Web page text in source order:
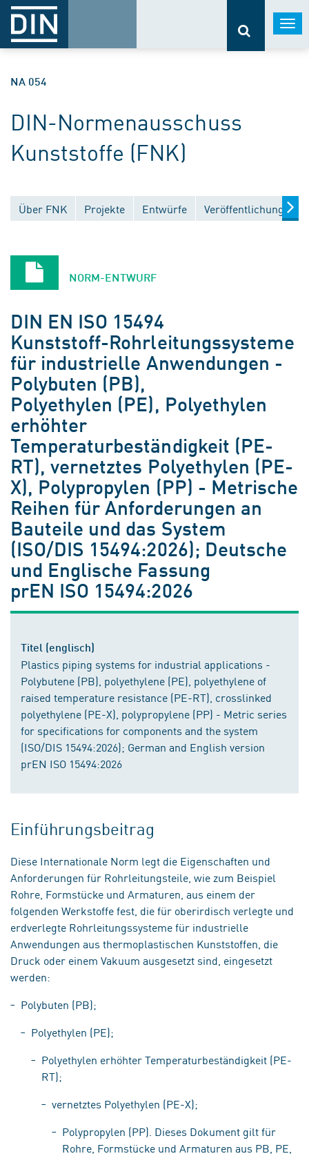
NA 054
DIN-Normenausschuss
Kunststoffe (FNK)
Über FNK Projekte Entwürfe Veröffentlichungen
NORM-ENTWURF
DIN EN ISO 15494
Kunststoff-Rohrleitungssysteme
für industrielle Anwendungen -
Polybuten (PB),
Polyethylen (PE), Polyethylen
erhöhter
Temperaturbeständigkeit (PE-
RT), vernetztes Polyethylen (PE-
X), Polypropylen (PP) - Metrische
Reihen für Anforderungen an
Bauteile und das System
(ISO/DIS 15494:2026); Deutsche
und Englische Fassung
prEN ISO 15494:2026
Titel (englisch)
Plastics piping systems for industrial applications -
Polybutene (PB), polyethylene (PE), polyethylene of
raised temperature resistance (PE-RT), crosslinked
polyethylene (PE-X), polypropylene (PP) - Metric series
for specifications for components and the system
(ISO/DIS 15494:2026); German and English version
prEN ISO 15494:2026
Einführungsbeitrag
Diese Internationale Norm legt die Eigenschaften und
Anforderungen für Rohrleitungsteile, wie zum Beispiel
Rohre, Formstücke und Armaturen, aus einem der
folgenden Werkstoffe fest, die für oberirdisch verlegte und
erdverlegte Rohrleitungssysteme für industrielle
Anwendungen aus thermoplastischen Kunststoffen, die
Druck oder einem Vakuum ausgesetzt sind, eingesetzt
werden:
Polybuten (PB);
Polyethylen (PE);
Polyethylen erhöhter Temperaturbeständigkeit (PE-
RT);
vernetztes Polyethylen (PE-X);
Polypropylen (PP). Dieses Dokument gilt für
Rohre, Formstücke und Armaturen aus PB, PE,